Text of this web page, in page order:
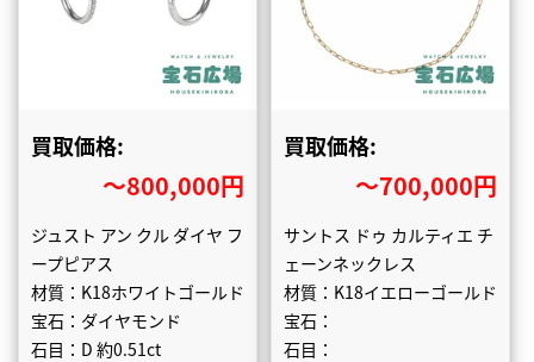
買取価格:
〜800,000円
ジュスト アン クル ダイヤ フ
ープピアス
材質：K18ホワイトゴールド
宝石：ダイヤモンド
石目：D 約0.51ct
買取価格:
〜700,000円
サントス ドゥ カルティエ チ
ェーンネックレス
材質：K18イエローゴールド
宝石：
石目：